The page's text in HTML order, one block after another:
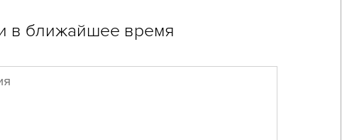
в ближайшее время